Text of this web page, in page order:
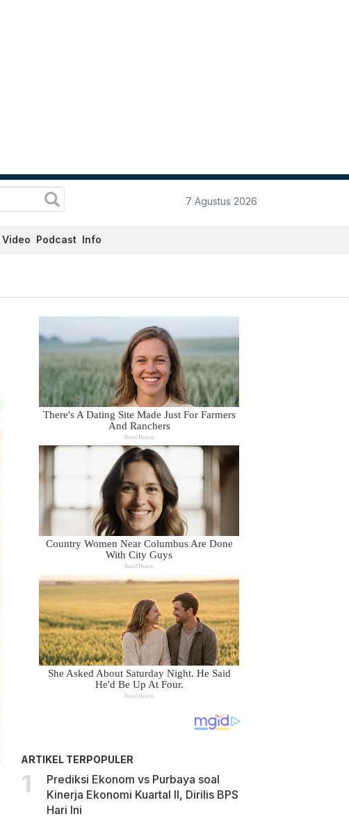
7 Agustus 2026
Video Podcast Info
ARTIKEL TERPOPULER
Prediksi Ekonom vs Purbaya soal
Kinerja Ekonomi Kuartal II, Dirilis BPS
Hari Ini